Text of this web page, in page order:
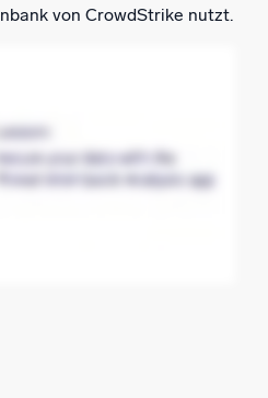
von CrowdStrike nutzt.